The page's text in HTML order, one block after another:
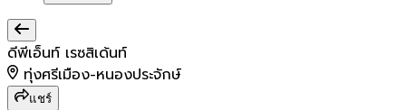
ดีพีเอ็นท์​ เรซสิเด้นท์
ทุ่งศรีเมือง-หนองประจักษ์
แชร์